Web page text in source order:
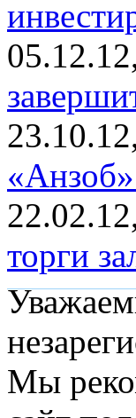
торги
Мы